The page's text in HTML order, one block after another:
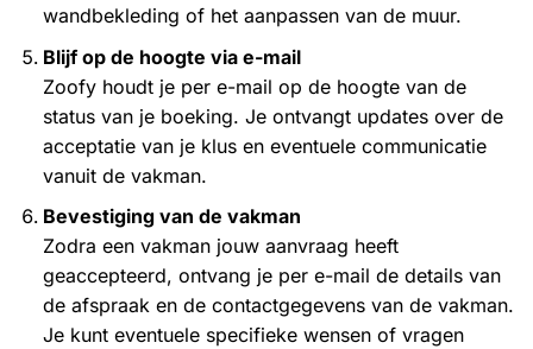
wandbekleding of het aanpassen van de muur.
Blijf op de hoogte via e-mail
Zoofy houdt je per e-mail op de hoogte van de
status van je boeking. Je ontvangt updates over de
acceptatie van je klus en eventuele communicatie
vanuit de vakman.
Bevestiging van de vakman
Zodra een vakman jouw aanvraag heeft
geaccepteerd, ontvang je per e-mail de details van
de afspraak en de contactgegevens van de vakman.
Je kunt eventuele specifieke wensen of vragen